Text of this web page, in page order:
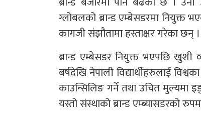
ग्लोबलको ब्रान्ड एम्बेसडरमा नियुक्त
कागजी संझौतामा हस्ताक्षर गरेका छन् ।
ब्रान्ड एम्बेसडर नियुक्त भएपछि खुशी
बर्षदेखि नेपाली विद्यार्थीहरुलाई
काउन्सिलिङ गर्ने तथा उचित मुल्यमा
यस्तो संस्थाको ब्रान्ड एम्ब्यासडरको